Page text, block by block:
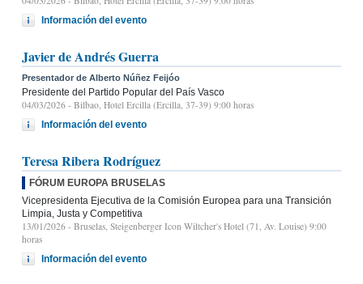
Información del evento
Javier de Andrés Guerra
Presentador de Alberto Núñez Feijóo
Presidente del Partido Popular del País Vasco
04/03/2026 - Bilbao, Hotel Ercilla (Ercilla, 37-39) 9:00 horas
Información del evento
Teresa Ribera Rodríguez
FÓRUM EUROPA BRUSELAS
Vicepresidenta Ejecutiva de la Comisión Europea para una Transición
Limpia, Justa y Competitiva
13/01/2026 - Bruselas, Steigenberger Icon Wiltcher's Hotel (71, Av. Louise) 9:00
horas
Información del evento